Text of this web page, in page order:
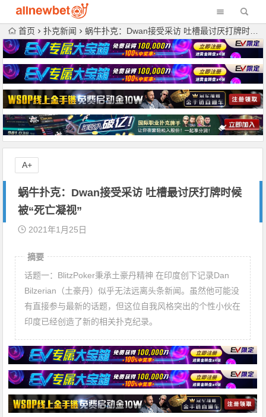
首页 扑克新闻 蜗牛扑克：Dwan接受采访 吐槽最讨厌打牌时候被“死亡凝视”
蜗牛扑克：Dwan接受采访 吐槽最讨厌打牌时候
被“死亡凝视”
2021年1月25日
摘要
话题一：BlitzPoker秉承土豪丹精神 在印度创下记录Dan
Bilzerian（土豪丹）似乎无法远离头条新闻。虽然他可能没
有直接参与最新的话题，但这位自我风格突出的个性小伙在
印度已经创造了新的相关扑克纪录。
A+